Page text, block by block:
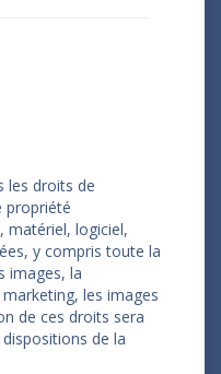
les droits de
propriété
matériel, logiciel,
y compris toute la
images, la
les images
de ces droits sera
de la